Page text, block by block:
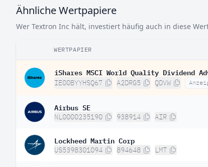
Ähnliche Wertpapiere
Wer Textron Inc hält, investiert häufig auch in diese
WERTPAPIER
iShares MSCI World Quality Dividend
IE00BYYHSQ67 A2DRG5 QDVW
Airbus SE
NL0000235190 938914 AIR
Lockheed Martin Corp
US5398301094 894648 LMT